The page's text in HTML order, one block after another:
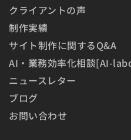
クライアントの声
制作実績
サイト制作に関するQ&A
AI・業務効率化相談[AI-
ニュースレター
ブログ
お問い合わせ